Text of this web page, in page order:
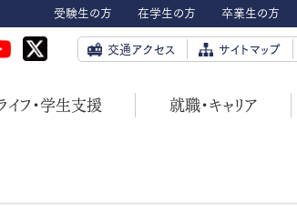
受験生の方 在学生の方 卒業生の方
イフ・学生支援 就職・キャリア
交通アクセス サイトマップ